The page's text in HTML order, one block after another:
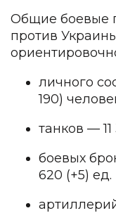
Общие боевые
против
личного
190)
танков —
боевых
620 (+5) ед.